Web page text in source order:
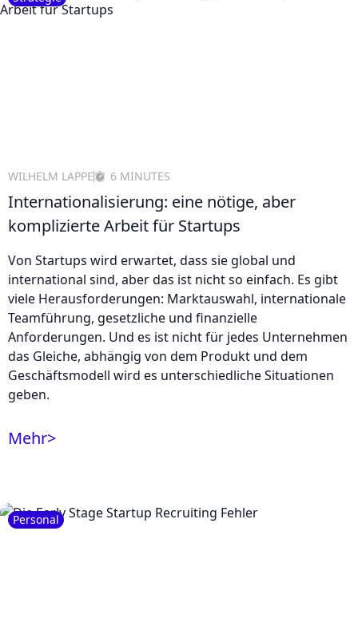
WILHELM LAPPE 6 MINUTES
Internationalisierung: eine nötige, aber
komplizierte Arbeit für Startups
Von Startups wird erwartet, dass sie global und
international sind, aber das ist nicht so einfach. Es gibt
viele Herausforderungen: Marktauswahl, internationale
Teamführung, gesetzliche und finanzielle
Anforderungen. Und es ist nicht für jedes Unternehmen
das Gleiche, abhängig von dem Produkt und dem
Geschäftsmodell wird es unterschiedliche Situationen
geben.
Mehr>
Personal